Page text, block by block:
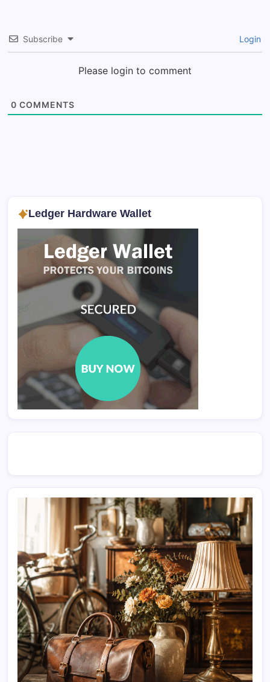
Subscribe Login
Please login to comment
0 COMMENTS
Ledger Hardware Wallet